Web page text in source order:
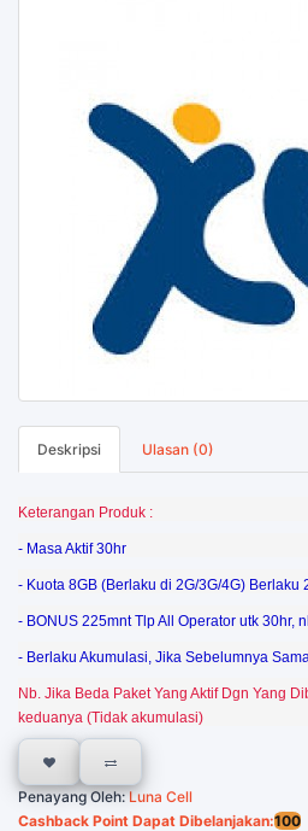
Deskripsi Ulasan (0)
Keterangan Produk :
- Masa Aktif 30hr
- Kuota 8GB (Berlaku di 2G/3G/4G) Berlaku
- BONUS 225mnt Tlp All Operator utk 30hr,
- Berlaku Akumulasi, Jika Sebelumnya
Nb. Jika Beda Paket Yang Aktif Dgn Yang
keduanya (Tidak akumulasi)
Penayang Oleh:Luna Cell
Cashback Point Dapat Dibelanjakan:100